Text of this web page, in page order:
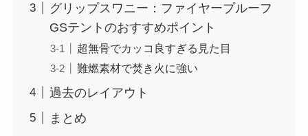
グリップスワニー：ファイヤープルーフ
GSテントのおすすめポイント
超無骨でカッコ良すぎる見た目
難燃素材で焚き火に強い
過去のレイアウト
まとめ